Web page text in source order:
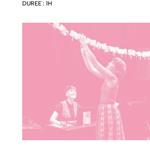
DUREE : 1H